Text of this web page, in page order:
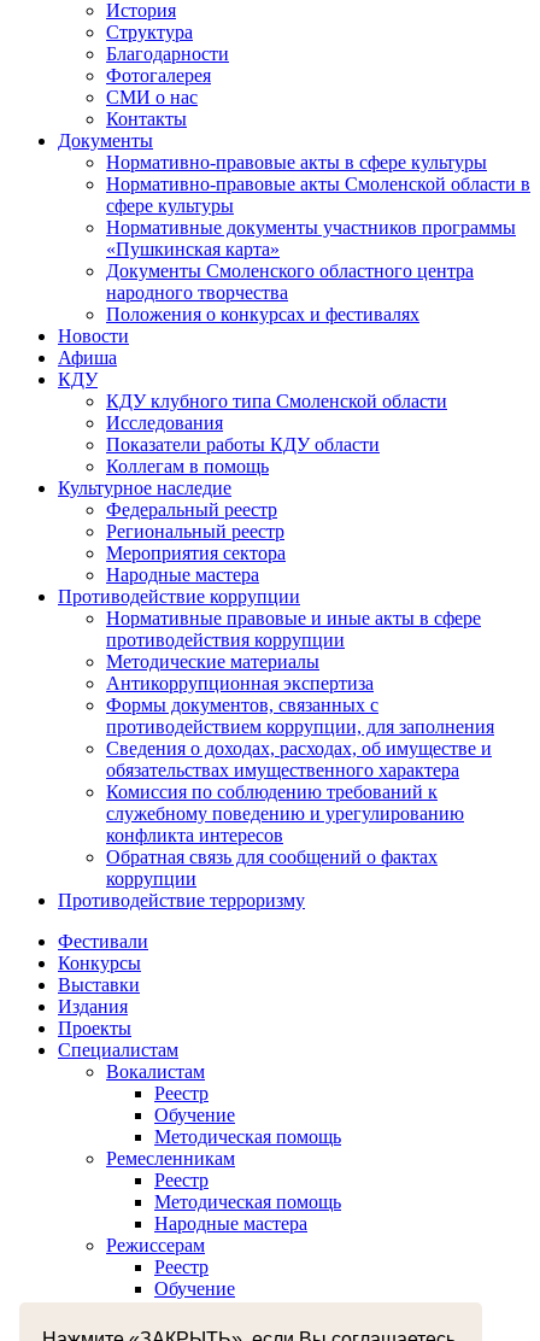
История
Структура
Благодарности
Фотогалерея
СМИ о нас
Контакты
Документы
Нормативно-правовые акты в сфере культуры
Нормативно-правовые акты Смоленской области в
сфере культуры
Нормативные документы участников программы
«Пушкинская карта»
Документы Смоленского областного центра
народного творчества
Положения о конкурсах и фестивалях
Новости
Афиша
КДУ
КДУ клубного типа Смоленской области
Исследования
Показатели работы КДУ области
Коллегам в помощь
Культурное наследие
Федеральный реестр
Региональный реестр
Мероприятия сектора
Народные мастера
Противодействие коррупции
Нормативные правовые и иные акты в сфере
противодействия коррупции
Методические материалы
Антикоррупционная экспертиза
Формы документов, связанных с
противодействием коррупции, для заполнения
Сведения о доходах, расходах, об имуществе и
обязательствах имущественного характера
Комиссия по соблюдению требований к
служебному поведению и урегулированию
конфликта интересов
Обратная связь для сообщений о фактах
коррупции
Противодействие терроризму
Фестивали
Конкурсы
Выставки
Издания
Проекты
Специалистам
Вокалистам
Реестр
Обучение
Методическая помощь
Ремесленникам
Реестр
Методическая помощь
Народные мастера
Режиссерам
Реестр
Обучение
Реестр